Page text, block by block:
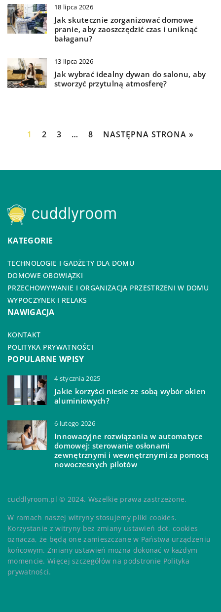
18 lipca 2026
Jak skutecznie zorganizować domowe
pranie, aby zaoszczędzić czas i uniknąć
bałaganu?
13 lipca 2026
Jak wybrać idealny dywan do salonu, aby
stworzyć przytulną atmosferę?
1 2 3 … 8 NASTĘPNA STRONA »
KATEGORIE
TECHNOLOGIE I GADŻETY DLA DOMU
DOMOWE OBOWIĄZKI
PRZECHOWYWANIE I ORGANIZACJA PRZESTRZENI W DOMU
WYPOCZYNEK I RELAKS
NAWIGACJA
KONTAKT
POLITYKA PRYWATNOŚCI
POPULARNE WPISY
4 stycznia 2025
Jakie korzyści niesie ze sobą wybór okien
aluminiowych?
6 lutego 2026
Innowacyjne rozwiązania w automatyce
domowej: sterowanie osłonami
zewnętrznymi i wewnętrznymi za pomocą
nowoczesnych pilotów
cuddlyroom.pl © 2024. Wszelkie prawa zastrzeżone.
W ramach naszej witryny stosujemy pliki cookies.
Korzystanie z witryny bez zmiany ustawień dot. cookies
oznacza, że będą one zamieszczane w Państwa urządzeniu
końcowym. Zmiany ustawień można dokonać w każdym
momencie. Więcej szczegółów na podstronie Polityka
prywatności.